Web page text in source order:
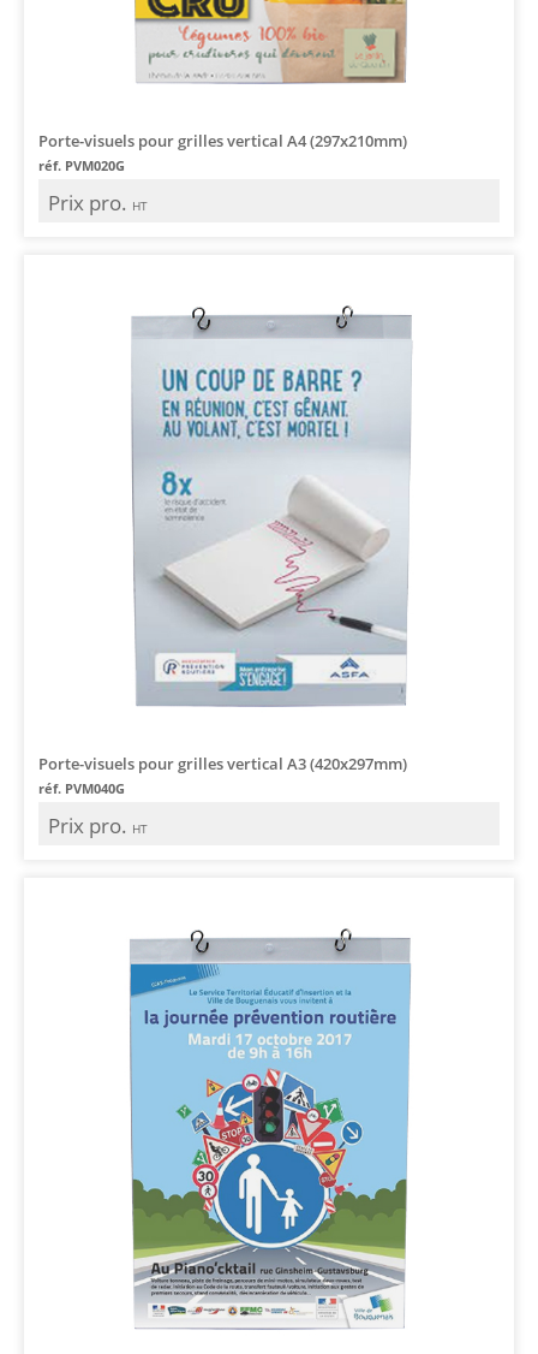
Porte-visuels pour grilles vertical A4 (297x210mm)
réf. PVM020G
Prix pro. HT
Porte-visuels pour grilles vertical A3 (420x297mm)
réf. PVM040G
Prix pro. HT